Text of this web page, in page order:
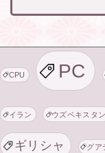
CPU PC
イラン ウズベキスタン
ギリシャ グア